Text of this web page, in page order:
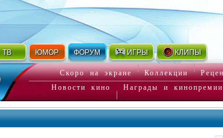
ТВ ЮМОР ФОРУМ ИГРЫ КЛИПЫ
Скоро на экране Коллекции
Новости кино
Награды и кинопремии